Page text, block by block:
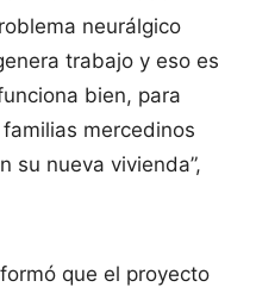
neurálgico
trabajo y eso es
bien, para
mercedinos
su nueva vivienda”,
que el proyecto